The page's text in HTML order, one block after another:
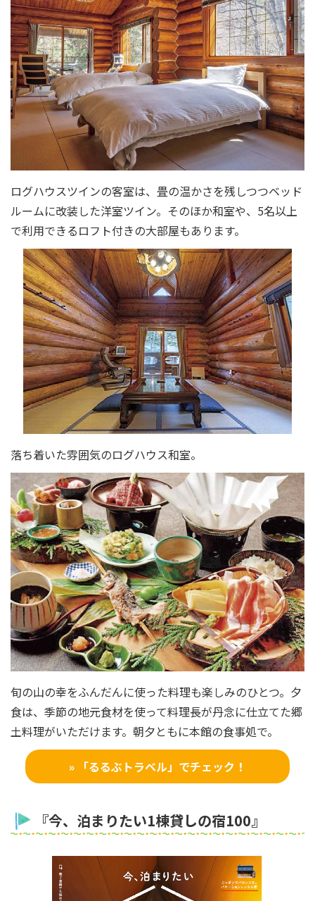
ログハウスツインの客室は、畳の温かさを残しつつベッド
ルームに改装した洋室ツイン。そのほか和室や、5名以上
で利用できるロフト付きの大部屋もあります。
落ち着いた雰囲気のログハウス和室。
旬の山の幸をふんだんに使った料理も楽しみのひとつ。夕
食は、季節の地元食材を使って料理長が丹念に仕立てた郷
土料理がいただけます。朝夕ともに本館の食事処で。
» 「るるぶトラベル」でチェック！
『今、泊まりたい1棟貸しの宿100』